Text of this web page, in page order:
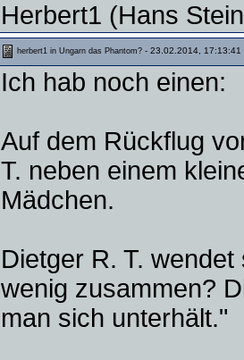
Herbert1 (Hans
herbert1 in Ungarn das Phantom? - 23.02.2014, 17:13:41
Ich hab noch einen:
Auf dem Rückflug
T. neben einem
Mädchen.
Dietger R. T.
wenig zusammen?
man sich unterhält."